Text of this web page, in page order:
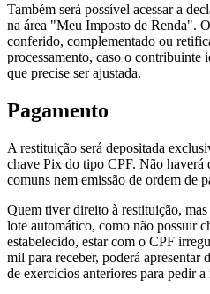
Também será possível acessar a
na área "Meu Imposto de Renda".
conferido, complementado ou
processamento, caso o
que precise ser ajustada.
Pagamento
A restituição será depositada
chave Pix do tipo CPF. Não haverá
comuns nem emissão de ordem de
Quem tiver direito à restituição,
lote automático, como não possuir
estabelecido, estar com o CPF
mil para receber, poderá apresentar
de exercícios anteriores para pedir a